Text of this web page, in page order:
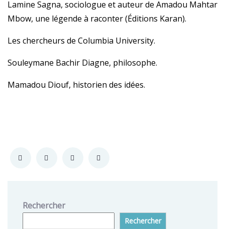
Lamine Sagna, sociologue et auteur de Amadou Mahtar
Mbow, une légende à raconter (Éditions Karan).
Les chercheurs de Columbia University.
Souleymane Bachir Diagne, philosophe.
Mamadou Diouf, historien des idées.
Rechercher
Rechercher